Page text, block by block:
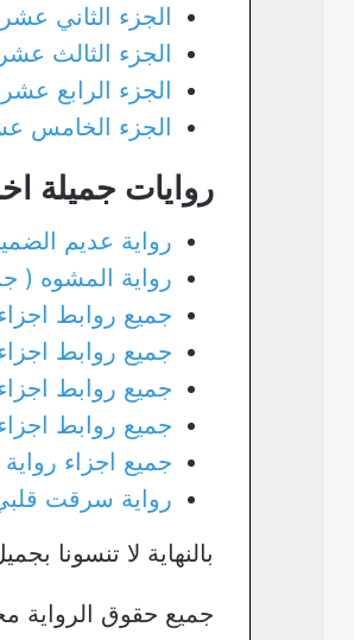
الجزء الثاني
الجزء الثالث
الجزء الرابع
الجزء الخامس
روايات جميلة
رواية عديم
رواية المشوه (
جميع روابط
جميع روابط
جميع روابط
جميع روابط
جميع اجزاء
رواية سرقت
بالنهاية لا تنسونا
جميع حقوق الرواية